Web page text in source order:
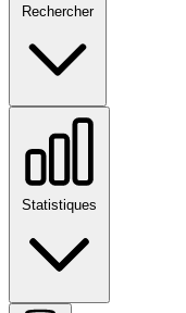
Rechercher
Statistiques